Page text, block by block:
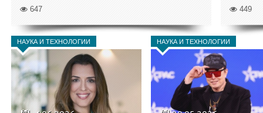
647 449
НАУКА И ТЕХНОЛОГИИ НАУКА И ТЕХНОЛОГИИ